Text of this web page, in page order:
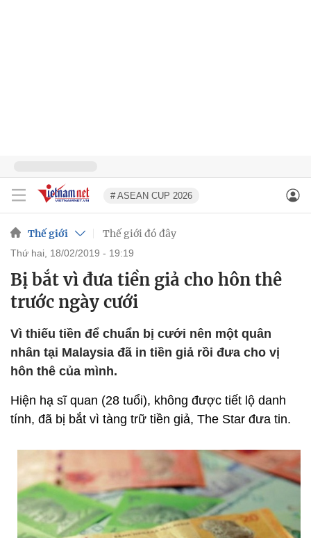
# ASEAN CUP 2026
Thế giới Thế giới đó đây
thứ hai, 18/02/2019 - 19:19
Bị bắt vì đưa tiền giả cho hôn thê
trước ngày cưới
Vì thiếu tiền để chuẩn bị cưới nên một quân
nhân tại Malaysia đã in tiền giả rồi đưa cho vị
hôn thê của mình.
Hiện hạ sĩ quan (28 tuổi), không được tiết lộ danh
tính, đã bị bắt vì tàng trữ tiền giả, The Star đưa tin.